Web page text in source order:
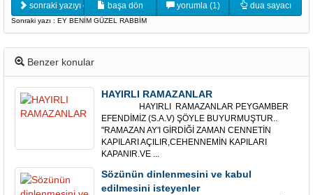
sonraki yazıyı oku başa dön yorumla (1) dua sayacı
Sonraki yazı : EY BENİM GÜZEL RABBİM
Benzer konular
HAYIRLI RAMAZANLAR
HAYIRLI RAMAZANLAR PEYGAMBER
EFENDİMİZ (S.A.V) ŞÖYLE BUYURMUŞTUR..
"RAMAZAN AY'I GİRDİĞİ ZAMAN CENNETİN
KAPILARI AÇILIR,CEHENNEMİN KAPILARI
KAPANIR.VE ...
Sözünün dinlenmesini ve kabul
edilmesini isteyenler